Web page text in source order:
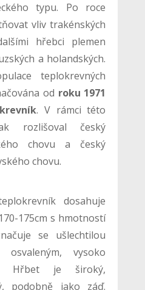
typu. Po roce
vliv trakénských
hřebci plemen
a holandských.
teplokrevných
od roku 1971
. V rámci této
rozlišoval český
chovu a český
chovu.
dosahuje
175cm s hmotností
se ušlechtilou
vysoko
Hřbet je široký,
podobně jako záď.